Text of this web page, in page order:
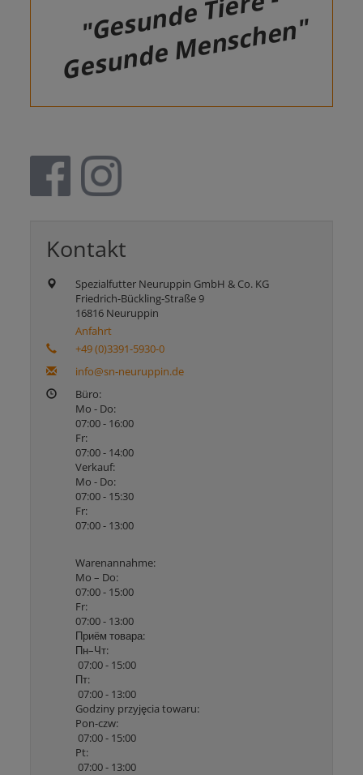
"Gesunde Tiere -
Gesunde Menschen"
Kontakt
Spezialfutter Neuruppin GmbH & Co. KG
Friedrich-Bückling-Straße 9
16816 Neuruppin
Anfahrt
+49 (0)3391-5930-0
info@sn-neuruppin.de
Büro:
Mo - Do:
07:00 - 16:00
Fr:
07:00 - 14:00
Verkauf:
Mo - Do:
07:00 - 15:30
Fr:
07:00 - 13:00
Warenannahme:
Mo – Do:
07:00 - 15:00
Fr:
07:00 - 13:00
Приём товара:
Пн–Чт:
07:00 - 15:00
Пт:
07:00 - 13:00
Godziny przyjęcia towaru:
Pon-czw:
07:00 - 15:00
Pt:
07:00 - 13:00